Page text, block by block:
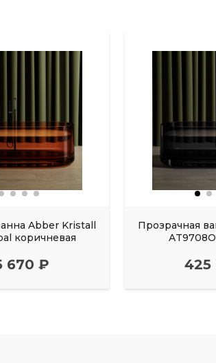
Abber Kristall
коричневая
670 ₽
Прозрачная
425